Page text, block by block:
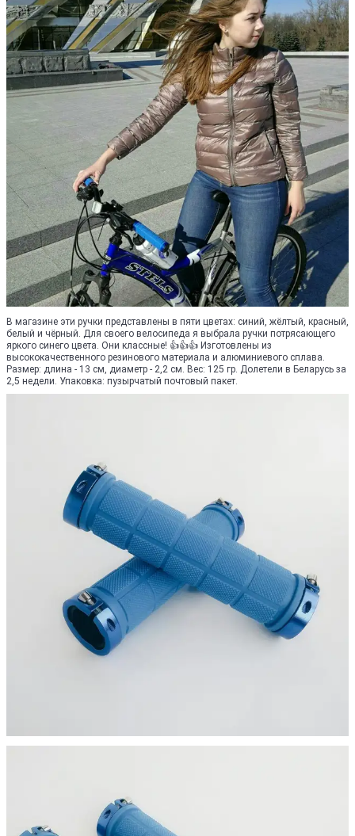
В магазине эти ручки представлены в пяти цветах: синий, жёлтый, красный,
белый и чёрный. Для своего велосипеда я выбрала ручки потрясающего
яркого синего цвета. Они классные! 👍👍👍 Изготовлены из
высококачественного резинового материала и алюминиевого сплава.
Размер: длина - 13 см, диаметр - 2,2 см. Вес: 125 гр. Долетели в Беларусь за
2,5 недели. Упаковка: пузырчатый почтовый пакет.